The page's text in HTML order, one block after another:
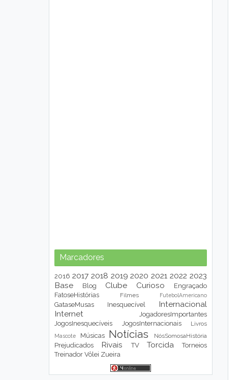
Marcadores
2016 2017 2018 2019 2020 2021 2022 2023
Base
Blog Clube Curioso
Engraçado
FatoseHistórias
Filmes FutebolAmericano
GataseMusas Inesquecível
Internacional
Internet
JogadoresImportantes
JogosInesquecíveis
JogosInternacionais Livros
Mascote Músicas Notícias NósSomosaHistória
Prejudicados Rivais TV Torcida
Torneios
Treinador Vôlei Zueira